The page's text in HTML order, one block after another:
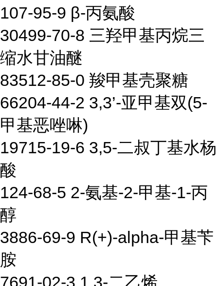
107-95-9 β-丙氨酸
30499-70-8 三羟甲基丙烷三
缩水甘油醚
83512-85-0 羧甲基壳聚糖
66204-44-2 3,3’-亚甲基双(5-
甲基恶唑啉)
19715-19-6 3,5-二叔丁基水杨
酸
124-68-5 2-氨基-2-甲基-1-丙
醇
3886-69-9 R(+)-alpha-甲基苄
胺
7691-02-3 1,3-二乙烯